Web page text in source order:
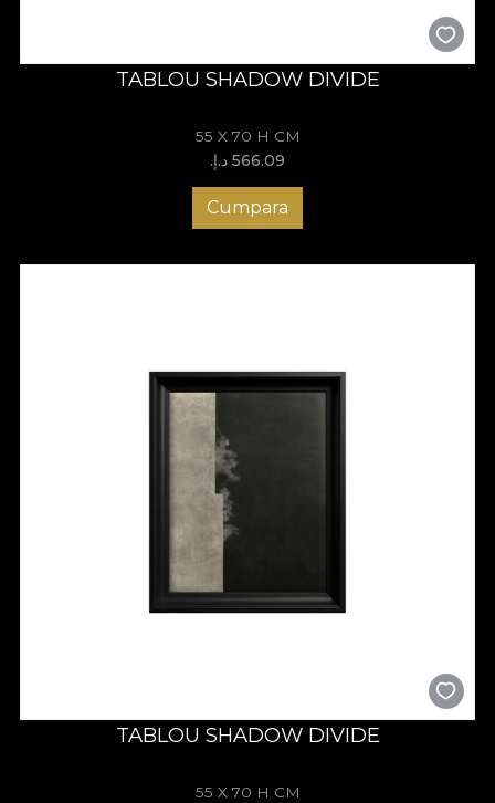
TABLOU SHADOW DIVIDE
55 X 70 H CM
566.09 د.إ.‏
Cumpara
TABLOU SHADOW DIVIDE
55 X 70 H CM